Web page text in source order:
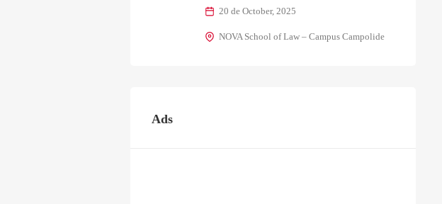
20 de October, 2025
NOVA School of Law – Campus Campolide
Ads